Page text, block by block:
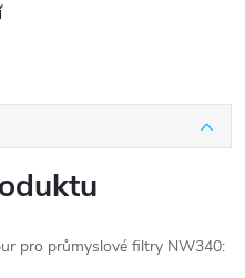
pro průmyslové filtry NW340: